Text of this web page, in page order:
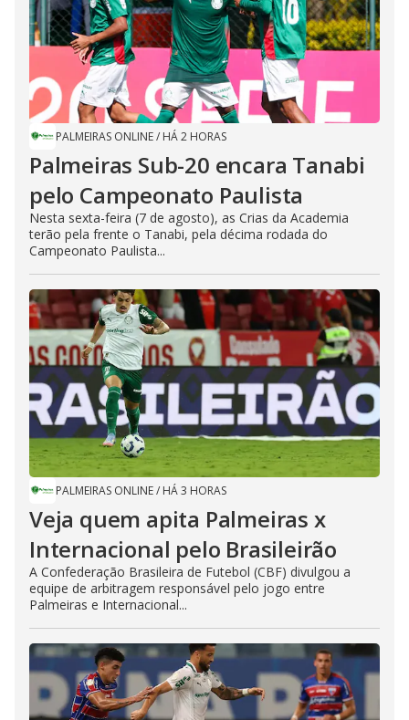
PALMEIRAS ONLINE/ HÁ 2 HORAS
Palmeiras Sub-20 encara Tanabi
pelo Campeonato Paulista
Nesta sexta-feira (7 de agosto), as Crias da Academia
terão pela frente o Tanabi, pela décima rodada do
Campeonato Paulista...
PALMEIRAS ONLINE/ HÁ 3 HORAS
Veja quem apita Palmeiras x
Internacional pelo Brasileirão
A Confederação Brasileira de Futebol (CBF) divulgou a
equipe de arbitragem responsável pelo jogo entre
Palmeiras e Internacional...